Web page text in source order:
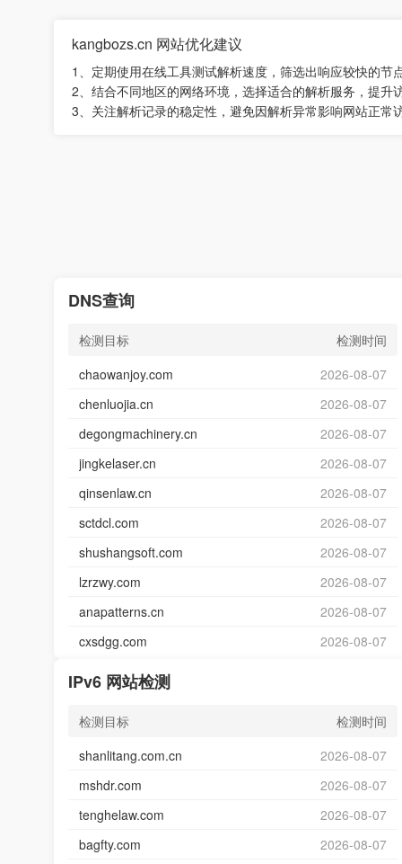
kangbozs.cn 网站优化建议
1、定期使用在线工具测试解析速度，筛选出响应较快的节
2、结合不同地区的网络环境，选择适合的解析服务，提升
3、关注解析记录的稳定性，避免因解析异常影响网站正常
DNS查询
检测目标
检测时间
chaowanjoy.com
2026-08-07
chenluojia.cn
2026-08-07
degongmachinery.cn
2026-08-07
jingkelaser.cn
2026-08-07
qinsenlaw.cn
2026-08-07
sctdcl.com
2026-08-07
shushangsoft.com
2026-08-07
lzrzwy.com
2026-08-07
anapatterns.cn
2026-08-07
cxsdgg.com
2026-08-07
IPv6 网站检测
检测目标
检测时间
shanlitang.com.cn
2026-08-07
mshdr.com
2026-08-07
tenghelaw.com
2026-08-07
bagfty.com
2026-08-07